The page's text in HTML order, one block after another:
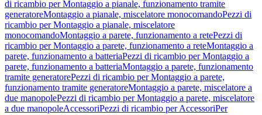
di ricambio per Montaggio a pianale, funzionamento tramite
generatoreMontaggio a pianale, miscelatore monocomandoPezzi di
ricambio per Montaggio a pianale, miscelatore
monocomandoMontaggio a parete, funzionamento a retePezzi di
ricambio per Montaggio a parete, funzionamento a reteMontaggio a
parete, funzionamento a batteriaPezzi di ricambio per Montaggio a
parete, funzionamento a batteriaMontaggio a parete, funzionamento
tramite generatorePezzi di ricambio per Montaggio a parete,
funzionamento tramite generatoreMontaggio a parete, miscelatore a
due manopolePezzi di ricambio per Montaggio a parete, miscelatore
a due manopoleAccessoriPezzi di ricambio per AccessoriPer